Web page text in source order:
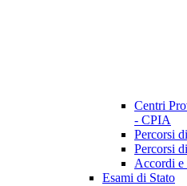
Centri
- CPIA
Percorsi
Percorsi
Accordi
Esami di Stato